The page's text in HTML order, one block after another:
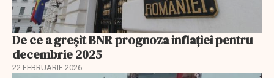
De ce a greșit BNR prognoza inflației pentru
decembrie 2025
22 FEBRUARIE 2026